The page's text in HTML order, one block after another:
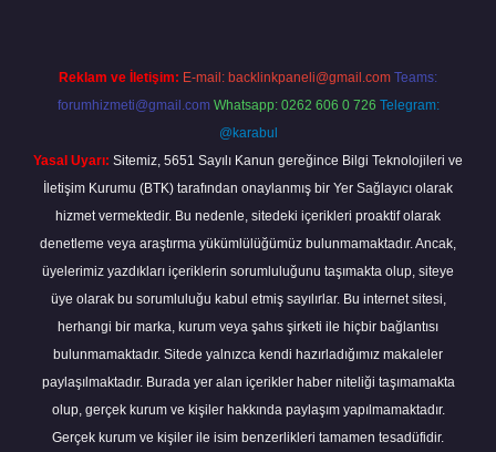
Reklam ve İletişim: E-mail: backlinkpaneli@gmail.com Teams:
forumhizmeti@gmail.com Whatsapp: 0262 606 0 726 Telegram:
@karabul
Yasal Uyarı: Sitemiz, 5651 Sayılı Kanun gereğince Bilgi Teknolojileri ve
İletişim Kurumu (BTK) tarafından onaylanmış bir Yer Sağlayıcı olarak
hizmet vermektedir. Bu nedenle, sitedeki içerikleri proaktif olarak
denetleme veya araştırma yükümlülüğümüz bulunmamaktadır. Ancak,
üyelerimiz yazdıkları içeriklerin sorumluluğunu taşımakta olup, siteye
üye olarak bu sorumluluğu kabul etmiş sayılırlar. Bu internet sitesi,
herhangi bir marka, kurum veya şahıs şirketi ile hiçbir bağlantısı
bulunmamaktadır. Sitede yalnızca kendi hazırladığımız makaleler
paylaşılmaktadır. Burada yer alan içerikler haber niteliği taşımamakta
olup, gerçek kurum ve kişiler hakkında paylaşım yapılmamaktadır.
Gerçek kurum ve kişiler ile isim benzerlikleri tamamen tesadüfidir.